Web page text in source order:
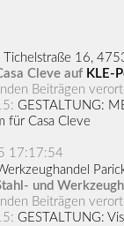
Tichelstraße 16,
Cleve auf KLE-
Beiträgen
GESTALTUNG:
für Casa Cleve
17:17:54
und
Beiträgen
GESTALTUNG: